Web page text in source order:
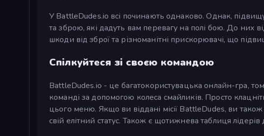
У BattleDudes.io всі починають однаково. Однак,
та зброю, які дадуть вам перевагу на полі бою. До них
шкоди від зброї та різноманітні прискорювачі, що
Спілкуйтеся зі своєю командою
BattleDudes.io - це багатокористувацька онлайн-гра,
команді за допомогою колеса смайликів. Просто
цього меню. Якщо ви віддані місії BattleDudes, ви
свій елітний статус. Також є щотижнева таблиця